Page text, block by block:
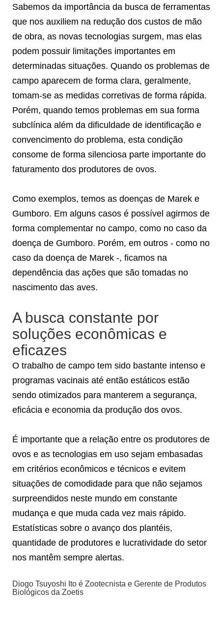
Sabemos da importância da busca de ferramentas
que nos auxiliem na redução dos custos de mão
de obra, as novas tecnologias surgem, mas elas
podem possuir limitações importantes em
determinadas situações. Quando os problemas de
campo aparecem de forma clara, geralmente,
tomam-se as medidas corretivas de forma rápida.
Porém, quando temos problemas em sua forma
subclínica além da dificuldade de identificação e
convencimento do problema, esta condição
consome de forma silenciosa parte importante do
faturamento dos produtores de ovos.
Como exemplos, temos as doenças de Marek e
Gumboro. Em alguns casos é possível agirmos de
forma complementar no campo, como no caso da
doença de Gumboro. Porém, em outros - como no
caso da doença de Marek -, ficamos na
dependência das ações que são tomadas no
nascimento das aves.
A busca constante por
soluções econômicas e
eficazes
O trabalho de campo tem sido bastante intenso e
programas vacinais até então estáticos estão
sendo otimizados para manterem a segurança,
eficácia e economia da produção dos ovos.
É importante que a relação entre os produtores de
ovos e as tecnologias em uso sejam embasadas
em critérios econômicos e técnicos e evitem
situações de comodidade para que não sejamos
surpreendidos neste mundo em constante
mudança e que muda cada vez mais rápido.
Estatísticas sobre o avanço dos plantéis,
quantidade de produtores e lucratividade do setor
nos mantêm sempre alertas.
Diogo Tsuyoshi Ito é Zootecnista e Gerente de Produtos
Biológicos da Zoetis